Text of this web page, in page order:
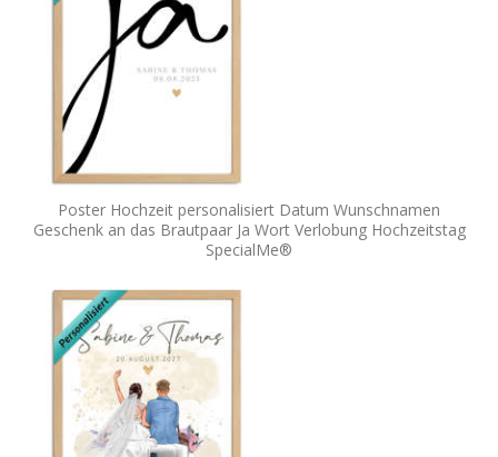
Poster Hochzeit personalisiert Datum Wunschnamen
Geschenk an das Brautpaar Ja Wort Verlobung Hochzeitstag
SpecialMe®